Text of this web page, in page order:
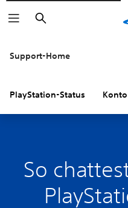
Suchen
Support-Home
PlayStation-Status
So